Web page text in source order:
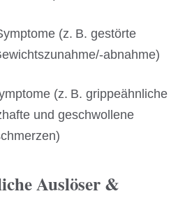
(z. B. gestörte
abnahme)
(z. B. grippeähnliche
und geschwollene
Auslöser &